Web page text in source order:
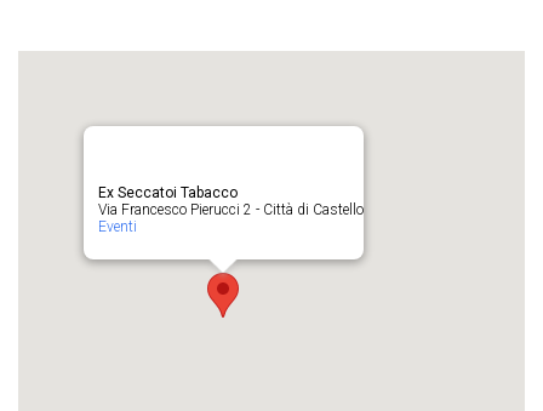
Ex Seccatoi Tabacco
Via Francesco Pierucci 2 - Città di Castello
Eventi